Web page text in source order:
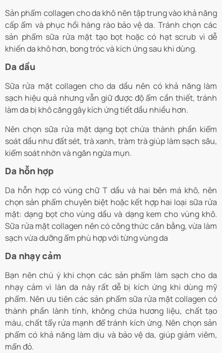
Sản phẩm collagen cho da khô nên tập trung vào khả năng
cấp ẩm và phục hồi hàng rào bảo vệ da. Tránh chọn các
sản phẩm sữa rửa mặt tạo bọt hoặc có hạt scrub vì dễ
khiến da khô hơn, bong tróc và kích ứng sau khi dùng.
Da dầu
Sữa rửa mặt collagen cho da dầu nên có khả năng làm
sạch hiệu quả nhưng vẫn giữ được độ ẩm cần thiết, tránh
làm da bị khô căng gây kích ứng tiết dầu nhiều hơn.
Nên chọn sữa rửa mặt dạng bọt chứa thành phần kiểm
soát dầu như đất sét, trà xanh, tràm trà giúp làm sạch sâu,
kiểm soát nhờn và ngăn ngừa mụn.
Da hỗn hợp
Da hỗn hợp có vùng chữ T dầu và hai bên má khô, nên
chọn sản phẩm chuyên biệt hoặc kết hợp hai loại sữa rửa
mặt: dạng bọt cho vùng dầu và dạng kem cho vùng khô.
Sữa rửa mặt collagen nên có công thức cân bằng, vừa làm
sạch vừa dưỡng ẩm phù hợp với từng vùng da
Da nhạy cảm
Bạn nên chú ý khi chọn các sản phẩm làm sạch cho da
nhạy cảm vì làn da này rất dễ bị kích ứng khi dùng mỹ
phẩm. Nên ưu tiên các sản phẩm sữa rửa mặt collagen có
thành phần lành tính, không chứa hương liệu, chất tạo
màu, chất tẩy rửa mạnh để tránh kích ứng. Nên chọn sản
phẩm có khả năng làm dịu và bảo vệ da, giúp giảm viêm,
mẩn đỏ.